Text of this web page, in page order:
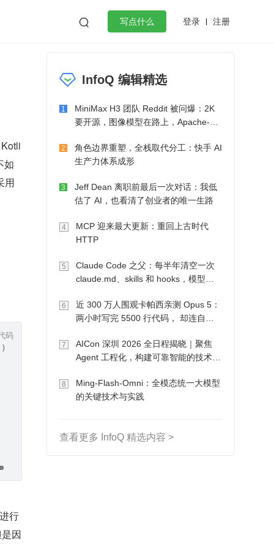
 写点什么 登录 注册
微服务架构 flutter
如
用
码
行
因
InfoQ 编辑精选
1
MiniMax H3 团队 Reddit 被问爆：2K
要开源，图像模型在路上，Apache-2.0
2
角色边界重塑，全栈取代分工：快手 AI
生产力体系成形
3
Jeff Dean 离职前最后一次对话：我低
估了 AI，也看清了创业者的唯一生路
4
MCP 迎来最大更新：重回上古时代
HTTP
5
Claude Code 之父：每半年清空一次
claude.md、skills 和 hooks，模型自
6
近 300 万人围观卡帕西亲测 Opus 5：
两小时写完 5500 行代码， 却连自己
7
AICon 深圳 2026 全日程揭晓｜聚焦
Agent 工程化，构建可靠智能的技术路
8
Ming-Flash-Omni：全模态统一大模型
的关键技术与实践
查看更多 InfoQ 精选内容 >